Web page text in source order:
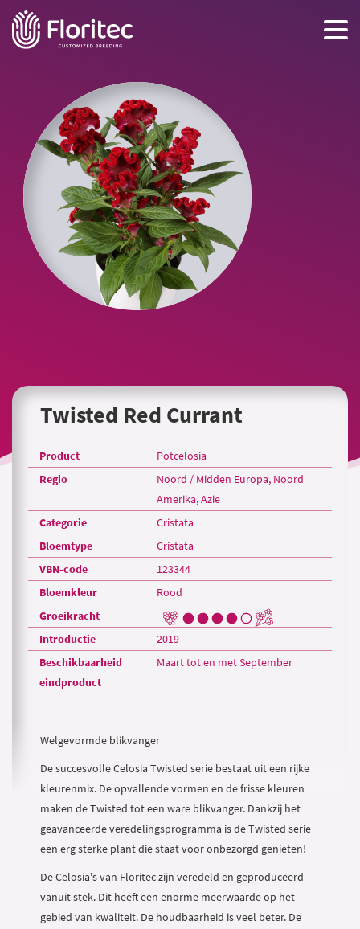
Twisted Red Currant
Product
Potcelosia
Regio
Noord / Midden Europa, Noord
Amerika, Azie
Categorie
Cristata
Bloemtype
Cristata
VBN-code
123344
Bloemkleur
Rood
Groeikracht
Introductie
2019
Beschikbaarheid
eindproduct
Maart tot en met September
Welgevormde blikvanger
De succesvolle Celosia Twisted serie bestaat uit een rijke
kleurenmix. De opvallende vormen en de frisse kleuren
maken de Twisted tot een ware blikvanger. Dankzij het
geavanceerde veredelingsprogramma is de Twisted serie
een erg sterke plant die staat voor onbezorgd genieten!
De Celosia's van Floritec zijn veredeld en geproduceerd
vanuit stek. Dit heeft een enorme meerwaarde op het
gebied van kwaliteit. De houdbaarheid is veel beter. De